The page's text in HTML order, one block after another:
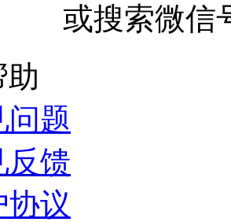
或搜索微信
助
问题
反馈
协议